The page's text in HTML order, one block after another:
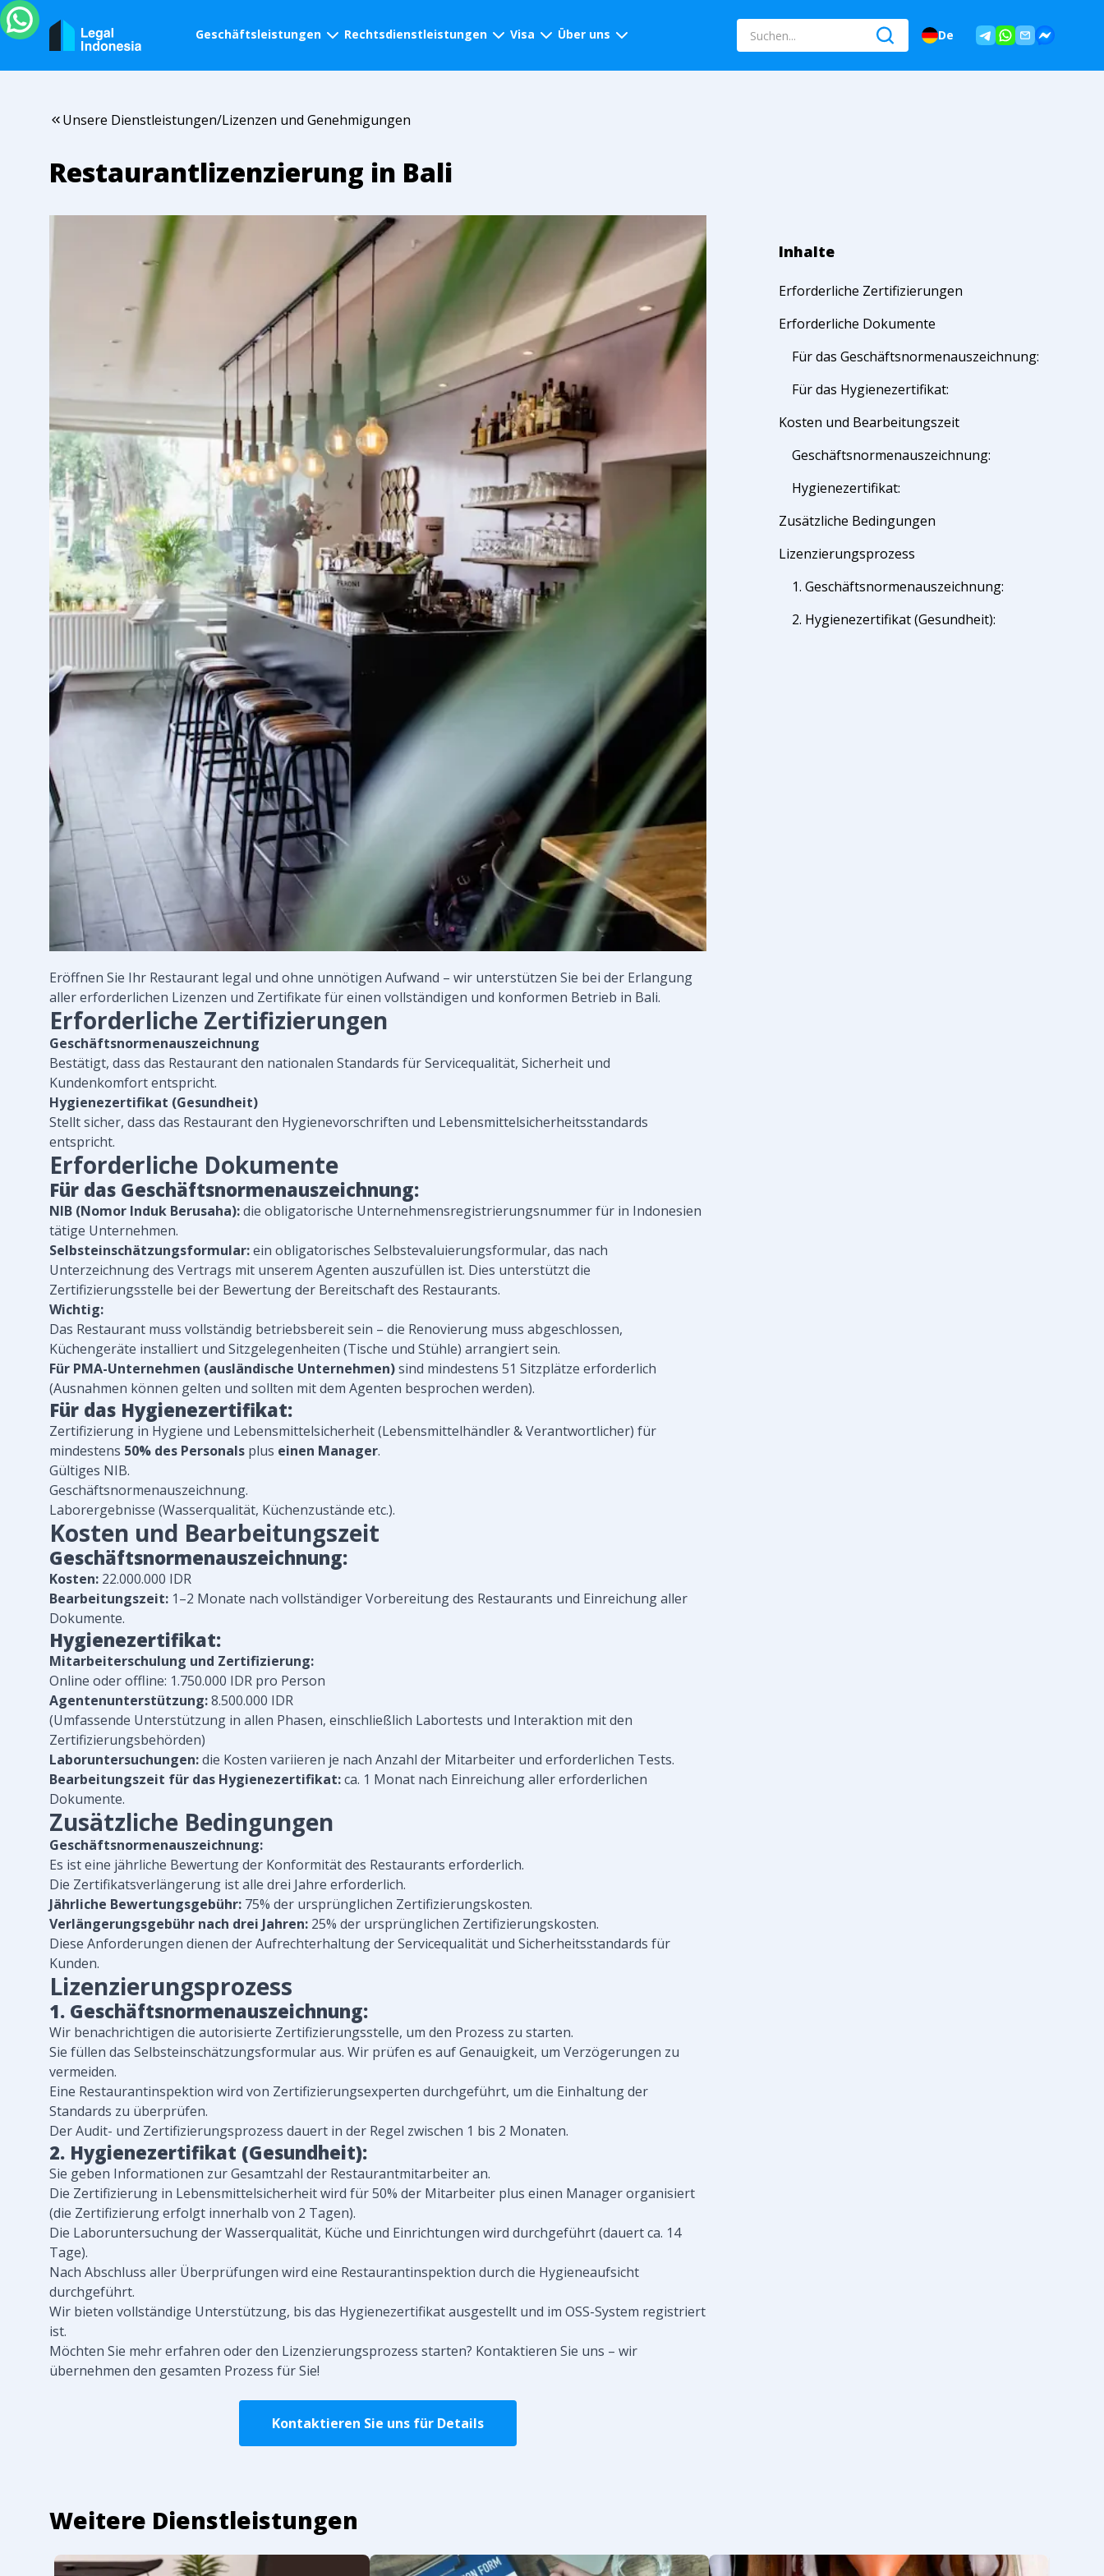
Geschäftsleistungen Rechtsdienstleistungen Visa Über uns De
Unsere Dienstleistungen/Lizenzen und Genehmigungen
Restaurantlizenzierung in Bali
Eröffnen Sie Ihr Restaurant legal und ohne unnötigen Aufwand – wir unterstützen Sie bei der Erlangung
aller erforderlichen Lizenzen und Zertifikate für einen vollständigen und konformen Betrieb in Bali.
Erforderliche Zertifizierungen
Geschäftsnormenauszeichnung
Bestätigt, dass das Restaurant den nationalen Standards für Servicequalität, Sicherheit und
Kundenkomfort entspricht.
Hygienezertifikat (Gesundheit)
Stellt sicher, dass das Restaurant den Hygienevorschriften und Lebensmittelsicherheitsstandards
entspricht.
Erforderliche Dokumente
Für das Geschäftsnormenauszeichnung:
NIB (Nomor Induk Berusaha):die obligatorische Unternehmensregistrierungsnummer für in Indonesien
tätige Unternehmen.
Selbsteinschätzungsformular:ein obligatorisches Selbstevaluierungsformular, das nach
Unterzeichnung des Vertrags mit unserem Agenten auszufüllen ist. Dies unterstützt die
Zertifizierungsstelle bei der Bewertung der Bereitschaft des Restaurants.
Wichtig:
Das Restaurant muss vollständig betriebsbereit sein – die Renovierung muss abgeschlossen,
Küchengeräte installiert und Sitzgelegenheiten (Tische und Stühle) arrangiert sein.
Für PMA-Unternehmen (ausländische Unternehmen)sind mindestens 51 Sitzplätze erforderlich
(Ausnahmen können gelten und sollten mit dem Agenten besprochen werden).
Für das Hygienezertifikat:
Zertifizierung in Hygiene und Lebensmittelsicherheit (Lebensmittelhändler & Verantwortlicher) für
mindestens 50% des Personals plus einen Manager.
Gültiges NIB.
Geschäftsnormenauszeichnung.
Laborergebnisse (Wasserqualität, Küchenzustände etc.).
Kosten und Bearbeitungszeit
Geschäftsnormenauszeichnung:
Kosten: 22.000.000 IDR
Bearbeitungszeit: 1–2 Monate nach vollständiger Vorbereitung des Restaurants und Einreichung aller
Dokumente.
Hygienezertifikat:
Mitarbeiterschulung und Zertifizierung:
Online oder offline: 1.750.000 IDR pro Person
Agentenunterstützung:8.500.000 IDR
(Umfassende Unterstützung in allen Phasen, einschließlich Labortests und Interaktion mit den
Zertifizierungsbehörden)
Laboruntersuchungen:die Kosten variieren je nach Anzahl der Mitarbeiter und erforderlichen Tests.
Bearbeitungszeit für das Hygienezertifikat:ca. 1 Monat nach Einreichung aller erforderlichen
Dokumente.
Zusätzliche Bedingungen
Geschäftsnormenauszeichnung:
Es ist eine jährliche Bewertung der Konformität des Restaurants erforderlich.
Die Zertifikatsverlängerung ist alle drei Jahre erforderlich.
Jährliche Bewertungsgebühr: 75% der ursprünglichen Zertifizierungskosten.
Verlängerungsgebühr nach drei Jahren: 25% der ursprünglichen Zertifizierungskosten.
Diese Anforderungen dienen der Aufrechterhaltung der Servicequalität und Sicherheitsstandards für
Kunden.
Lizenzierungsprozess
1. Geschäftsnormenauszeichnung:
Wir benachrichtigen die autorisierte Zertifizierungsstelle, um den Prozess zu starten.
Sie füllen das Selbsteinschätzungsformular aus. Wir prüfen es auf Genauigkeit, um Verzögerungen zu
vermeiden.
Eine Restaurantinspektion wird von Zertifizierungsexperten durchgeführt, um die Einhaltung der
Standards zu überprüfen.
Der Audit- und Zertifizierungsprozess dauert in der Regel zwischen 1 bis 2 Monaten.
2. Hygienezertifikat (Gesundheit):
Sie geben Informationen zur Gesamtzahl der Restaurantmitarbeiter an.
Die Zertifizierung in Lebensmittelsicherheit wird für 50% der Mitarbeiter plus einen Manager organisiert
(die Zertifizierung erfolgt innerhalb von 2 Tagen).
Die Laboruntersuchung der Wasserqualität, Küche und Einrichtungen wird durchgeführt (dauert ca. 14
Tage).
Nach Abschluss aller Überprüfungen wird eine Restaurantinspektion durch die Hygieneaufsicht
durchgeführt.
Wir bieten vollständige Unterstützung, bis das Hygienezertifikat ausgestellt und im OSS-System registriert
ist.
Möchten Sie mehr erfahren oder den Lizenzierungsprozess starten? Kontaktieren Sie uns – wir
übernehmen den gesamten Prozess für Sie!
Kontaktieren Sie uns für Details
Inhalte
Erforderliche Zertifizierungen
Erforderliche Dokumente
Für das Geschäftsnormenauszeichnung:
Für das Hygienezertifikat:
Kosten und Bearbeitungszeit
Geschäftsnormenauszeichnung:
Hygienezertifikat:
Zusätzliche Bedingungen
Lizenzierungsprozess
1. Geschäftsnormenauszeichnung:
2. Hygienezertifikat (Gesundheit):
Weitere Dienstleistungen